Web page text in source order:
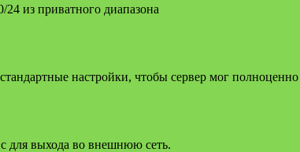
из приватного диапазона
настройки, чтобы сервер мог
для выхода во внешнюю сеть.